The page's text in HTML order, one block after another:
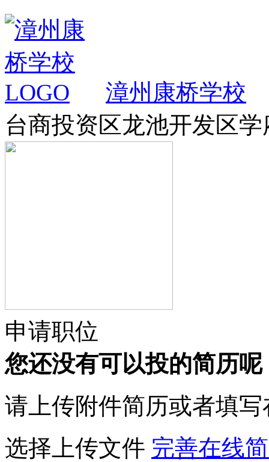
漳州康桥学校
台商投资区龙池开发区学
申请职位
您还没有可以投的简历呢
请上传附件简历或者填
选择上传文件 完善在线